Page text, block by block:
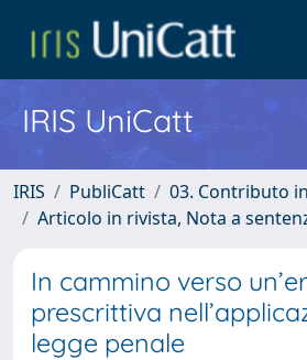
IRIS UniCatt
IRIS PubliCatt
03. Contributo
Articolo in rivista, Nota a
In cammino verso
prescrittiva
legge penale